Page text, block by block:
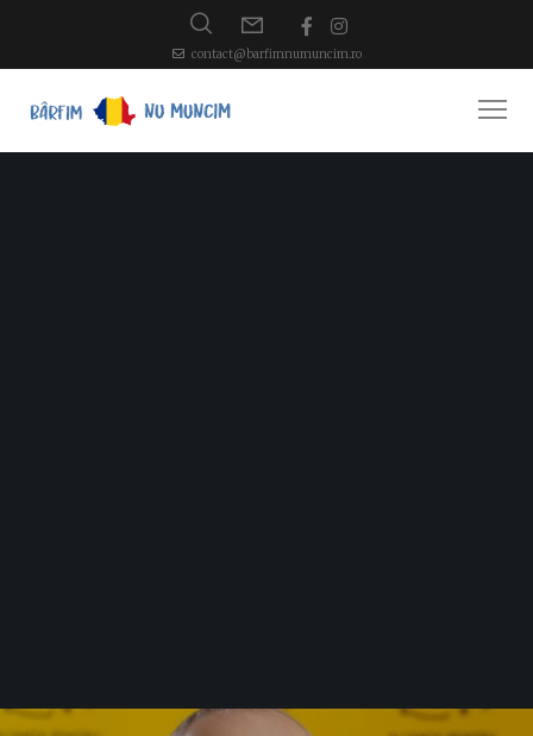
contact@barfimnumuncim.ro